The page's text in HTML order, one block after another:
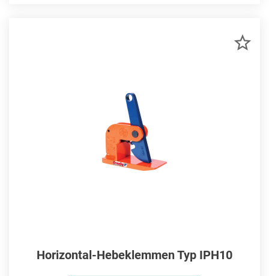
Horizontal-Hebeklemmen Typ IPH10